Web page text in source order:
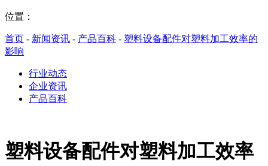
位置：
首页 - 新闻资讯 - 产品百科 - 塑料设备配件对塑料加工效率的
影响
行业动态
企业资讯
产品百科
塑料设备配件对塑料加工效率